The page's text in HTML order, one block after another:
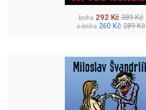
kniha 292 Kč 389 Kč
e-kniha 260 Kč 289 Kč